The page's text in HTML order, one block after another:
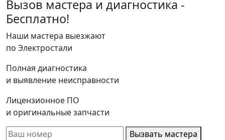
Вызов мастера и диагностика -
Бесплатно!
Наши мастера выезжают
по Электростали
Полная диагностика
и выявление неисправности
Лицензионное ПО
и оригинальные запчасти
Вызвать мастера